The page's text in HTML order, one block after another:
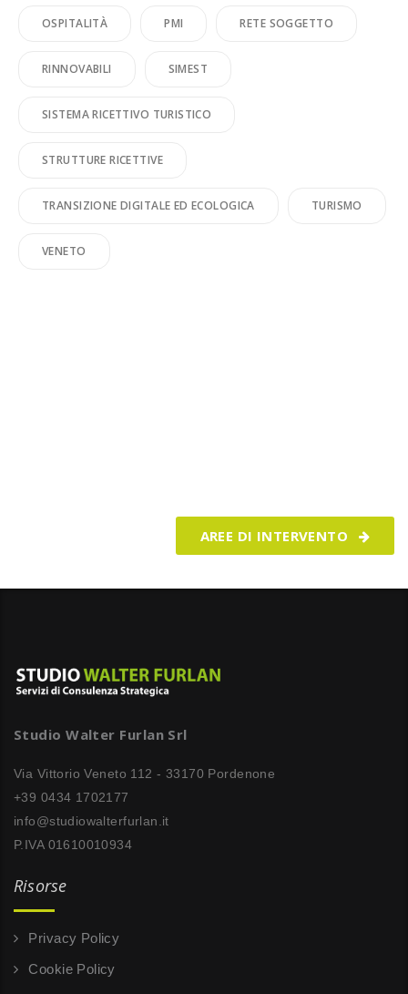
OSPITALITÀ PMI RETE SOGGETTO
RINNOVABILI SIMEST
SISTEMA RICETTIVO TURISTICO
STRUTTURE RICETTIVE
TRANSIZIONE DIGITALE ED ECOLOGICA TURISMO
VENETO
AREE DI INTERVENTO
Studio Walter Furlan Srl
Via Vittorio Veneto 112 - 33170 Pordenone
+39 0434 1702177
info@studiowalterfurlan.it
P.IVA 01610010934
Risorse
Privacy Policy
Cookie Policy